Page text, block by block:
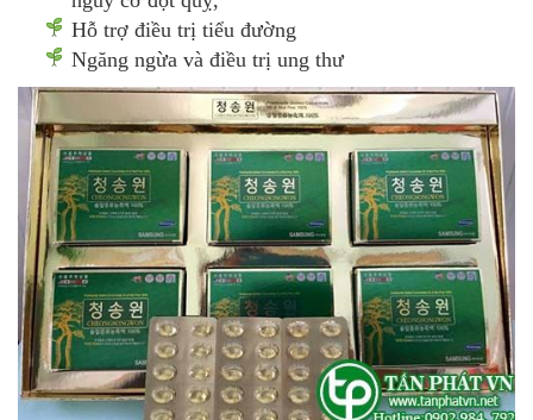
Hỗ trợ điều trị tiểu đường
Ngăng ngừa và điều trị ung thư